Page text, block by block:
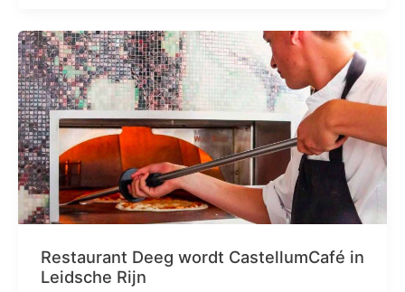
Restaurant Deeg wordt CastellumCafé in
Leidsche Rijn